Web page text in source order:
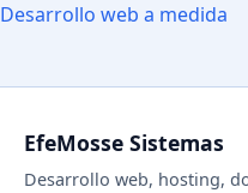
Desarrollo web a medida
EfeMosse Sistemas
Desarrollo web, hosting,